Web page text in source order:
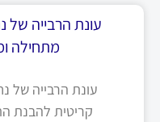
עונת הרבייה של
מתחילה
עונת הרבייה של
קריטית להבנת